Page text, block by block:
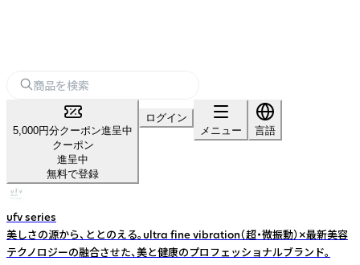
5,000円分クーポン進呈中
クーポン
進呈中
無料で登録
ログイン
メニュー
言語
ufv series
美しさの源から、ととのえる。ultra fine vibration（超・微振動）×最新美容
テクノロジーの融合させた、美と健康のプロフェッショナルブランド。